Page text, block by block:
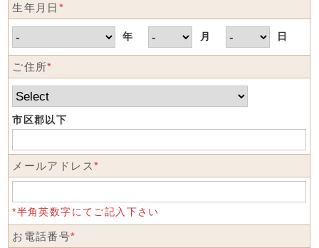
生年月日 *
年 月 日
ご住所*
市区郡以下
メールアドレス*
*半角英数字にてご記入下さい
お電話番号*